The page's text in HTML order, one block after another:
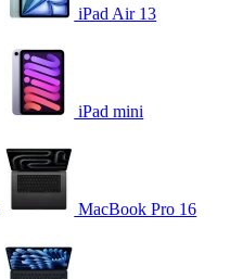
iPad Air 13
iPad mini
MacBook Pro 16